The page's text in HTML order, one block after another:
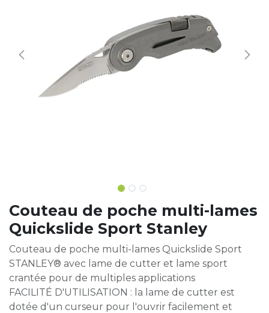
Couteau de poche multi-lames
Quickslide Sport Stanley
Couteau de poche multi-lames Quickslide Sport
STANLEY® avec lame de cutter et lame sport
crantée pour de multiples applications
FACILITÉ D'UTILISATION : la lame de cutter est
dotée d'un curseur pour l'ouvrir facilement et